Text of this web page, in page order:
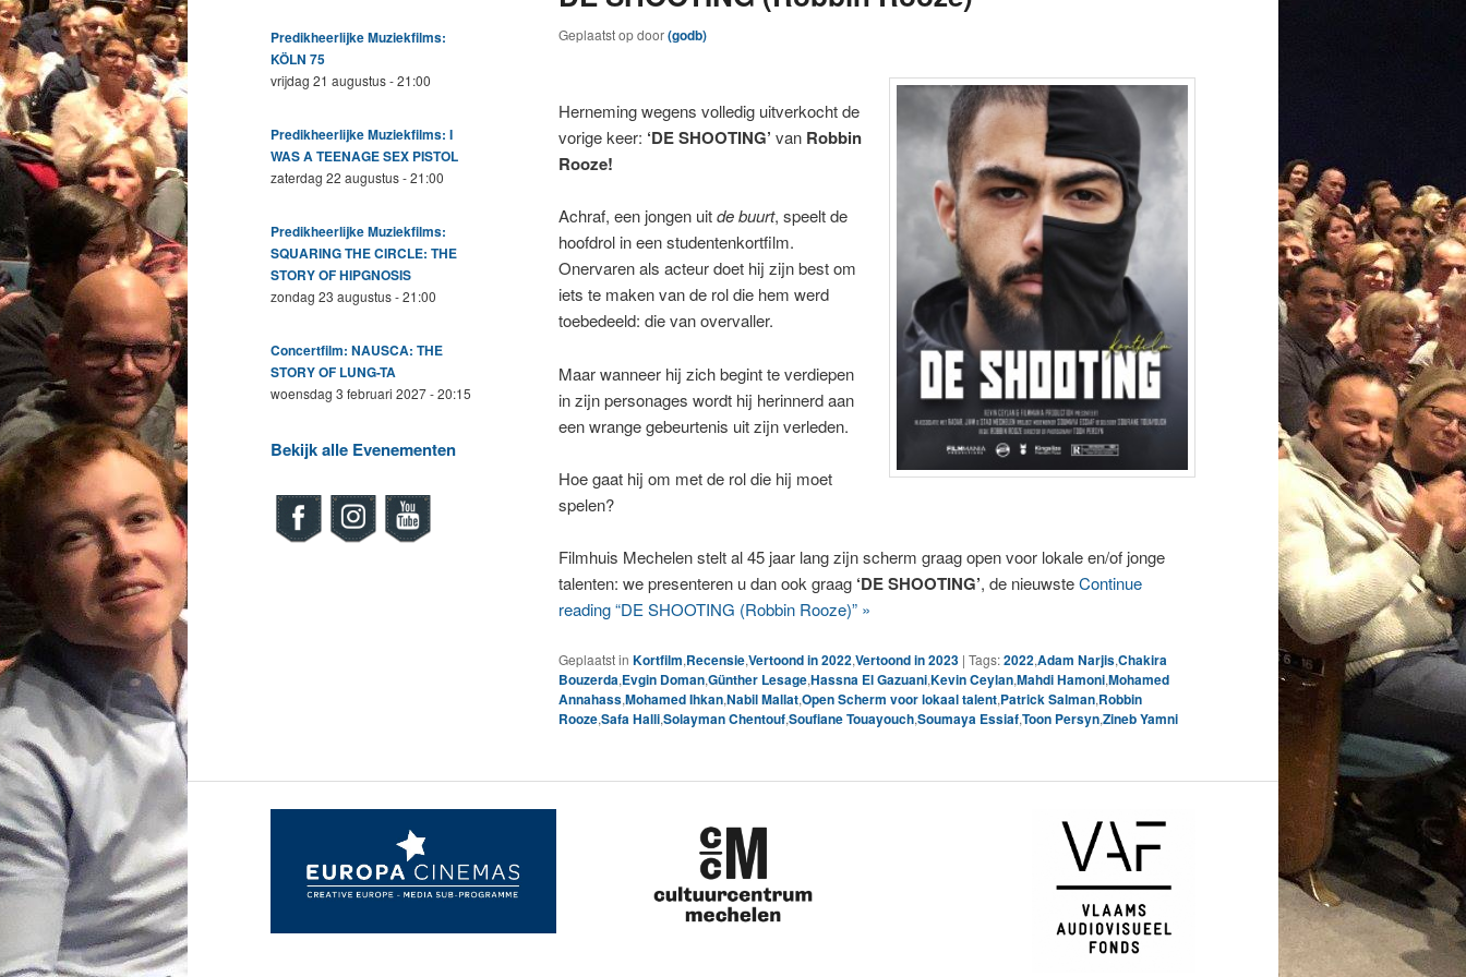
Geplaatst opdoor(godb)
Herneming wegens volledig uitverkocht de
vorige keer: ‘DE SHOOTING’ van Robbin
Rooze!
Achraf, een jongen uitde buurt, speelt de
hoofdrol in een studentenkortfilm.
Onervaren als acteur doet hij zijn best om
iets te maken van de rol die hem werd
toebedeeld: die van overvaller.
Maar wanneer hij zich begint te verdiepen
in zijn personages wordt hij herinnerd aan
een wrange gebeurtenis uit zijn verleden.
Hoe gaat hij om met de rol die hij moet
spelen?
Filmhuis Mechelen stelt al 45 jaar lang zijn scherm graag open voor lokale en/of jonge
talenten: we presenteren u dan ook graag ‘DE SHOOTING’, de nieuwsteContinue
reading “DE SHOOTING (Robbin Rooze)” »
Geplaatst in Kortfilm,Recensie,Vertoond in 2022,Vertoond in 2023 | Tags:2022,Adam Narjis,Chakira
Bouzerda,Evgin Doman,Günther Lesage,Hassna El Gazuani,Kevin Ceylan,Mahdi Hamoni,Mohamed
Annahass,Mohamed Ihkan,Nabil Mallat,Open Scherm voor lokaal talent,Patrick Salman,Robbin
Rooze,Safa Halli,Solayman Chentouf,Soufiane Touayouch,Soumaya Essiaf,Toon Persyn,Zineb Yamni
Predikheerlijke Muziekfilms:
KÖLN 75
vrijdag 21 augustus - 21:00
Predikheerlijke Muziekfilms: I
WAS A TEENAGE SEX PISTOL
zaterdag 22 augustus - 21:00
Predikheerlijke Muziekfilms:
SQUARING THE CIRCLE: THE
STORY OF HIPGNOSIS
zondag 23 augustus - 21:00
Concertfilm: NAUSCA: THE
STORY OF LUNG-TA
woensdag 3 februari 2027 - 20:15
Bekijk alle Evenementen